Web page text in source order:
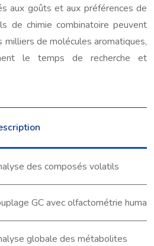
aux goûts et aux préférences de
de chimie combinatoire peuvent
de molécules aromatiques,
le temps de recherche et
des composés volatils
GC avec olfactométrie
globale des métabolites